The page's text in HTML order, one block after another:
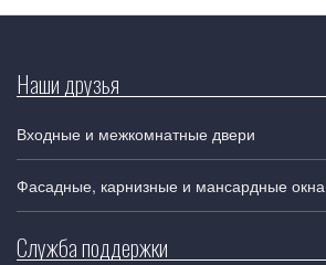
Наши друзья
Входные и межкомнатные двери
Фасадные, карнизные и мансардные окна
Служба поддержки